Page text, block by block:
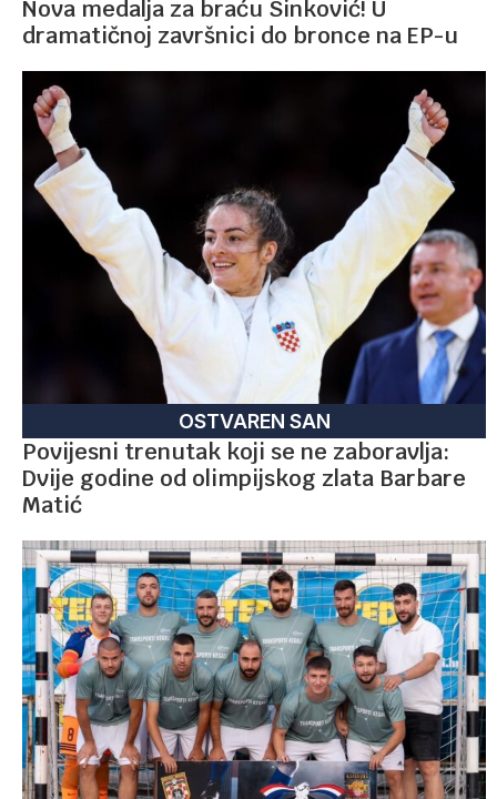
Nova medalja za braću Sinković! U
dramatičnoj završnici do bronce na EP-u
OSTVAREN SAN
Povijesni trenutak koji se ne zaboravlja:
Dvije godine od olimpijskog zlata Barbare
Matić